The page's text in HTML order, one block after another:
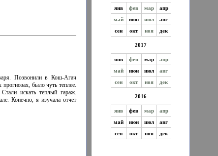
Позвонили в Кош-Агач
было чуть теплее.
искать теплый гараж.
Конечно, я изучала отчет
янв фев мар
апр
май
июн июл
авг
сен
окт ноя дек
2017
янв фев мар
апр
май
июн июл
авг
сен
окт ноя дек
2016
янв фев мар
апр
май
июн июл
авг
сен
окт ноя дек